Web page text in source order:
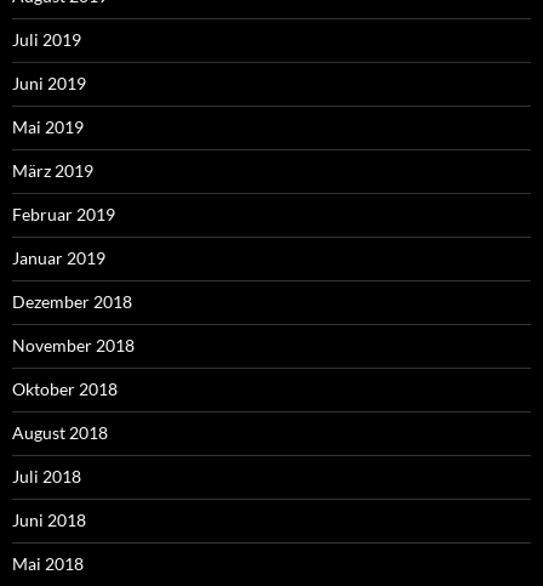
Juli 2019
Juni 2019
Mai 2019
März 2019
Februar 2019
Januar 2019
Dezember 2018
November 2018
Oktober 2018
August 2018
Juli 2018
Juni 2018
Mai 2018